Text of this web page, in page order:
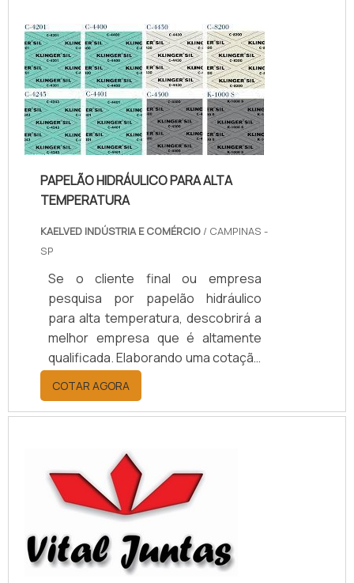
temperatura, com os colaboradores
da kaelved obterá excelente custo-
benefício com assessoria técnica
especializada.UM POUCO MAIS
SOBRE JUNTAS DE TEFLON
TEMPERA...
PAPELÃO HIDRÁULICO PARA ALTA
TEMPERATURA
KAELVED INDÚSTRIA E COMÉRCIO / CAMPINAS -
SP
Se o cliente final ou empresa
pesquisa por papelão hidráulico
para alta temperatura, descobrirá a
melhor empresa que é altamente
qualificada. Elaborando uma cotação
por meio da plataforma e
descobrindo a melhor referência do
mercado.MAIS INFORMAÇÕES
HIDRÁULICO PARA ALTA
TEMPERATURASe alguém pesquisar
papelão hidráulico para alta
temperatura encontra na internet a
kaelved. Uma empresa com alto
know-how em laudos ...
COTAR AGORA